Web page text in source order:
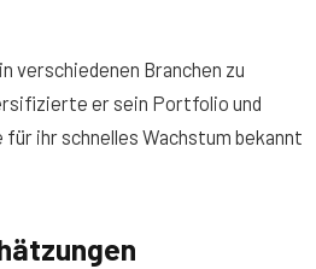
verschiedenen Branchen zu
er sein Portfolio und
ihr schnelles Wachstum bekannt